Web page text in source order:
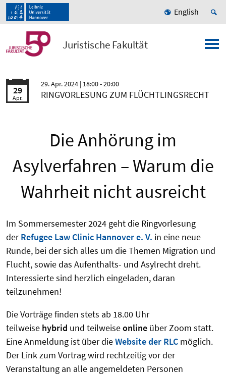
English
Juristische Fakultät
29
Apr.
29. Apr. 2024 | 18:00 - 20:00
RINGVORLESUNG ZUM FLÜCHTLINGSRECHT
Die Anhörung im
Asylverfahren – Warum die
Wahrheit nicht ausreicht
Im Sommersemester 2024 geht die Ringvorlesung
derRefugee Law Clinic Hannover e. V. in eine neue
Runde, bei der sich alles um die Themen Migration und
Flucht, sowie das Aufenthalts- und Asylrecht dreht.
Interessierte sind herzlich eingeladen, daran
teilzunehmen!
Die Vorträge finden stets ab 18.00 Uhr
teilweise hybrid und teilweiseonline über Zoom statt.
Eine Anmeldung ist über dieWebsite der RLC möglich.
Der Link zum Vortrag wird rechtzeitig vor der
Veranstaltung an alle angemeldeten Personen